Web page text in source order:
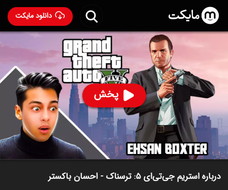
دانلود مایکت
پخش
استریم جی‌تی‌ای ۵: ترسناک - احسان باکستر
۶۱۷ 95% احسان باکستر
ساخت ایران سال 1404
رده سنی ۱۳+
استریم
توضیحات قسمت‌ها سریال‌های مشابه
درباره استریم جی‌تی‌ای ۵: ترسناک - احسان باکستر